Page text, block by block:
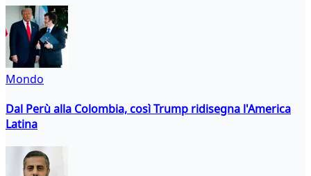
Mondo
Dal Perù alla Colombia, così Trump ridisegna l'America
Latina